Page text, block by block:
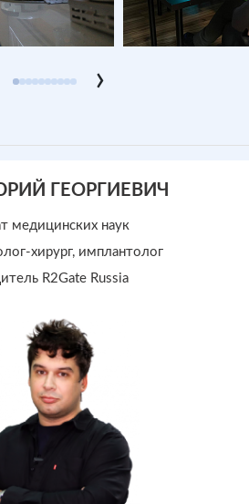
›
ГЕОРГИЕВИЧ
медицинских наук
хирург, имплантолог
R2Gate Russia